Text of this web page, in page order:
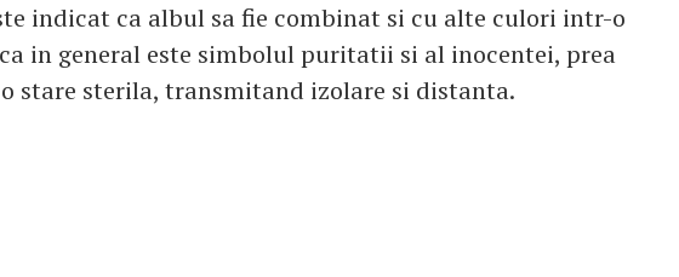
indicat ca albul sa fie combinat si cu alte culori intr-o
in general este simbolul puritatii si al inocentei, prea
stare sterila, transmitand izolare si distanta.